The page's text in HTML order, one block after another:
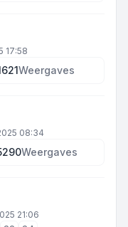
17:58
Weergaves
08:34
Weergaves
21:06